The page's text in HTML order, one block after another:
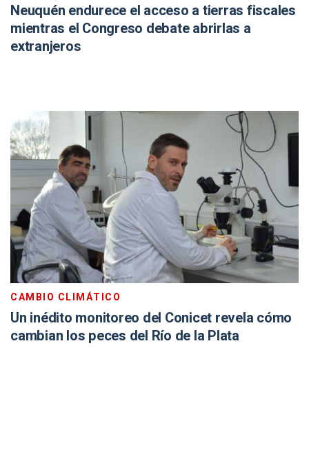
Neuquén endurece el acceso a tierras fiscales
mientras el Congreso debate abrirlas a
extranjeros
CAMBIO CLIMÁTICO
Un inédito monitoreo del Conicet revela cómo
cambian los peces del Río de la Plata